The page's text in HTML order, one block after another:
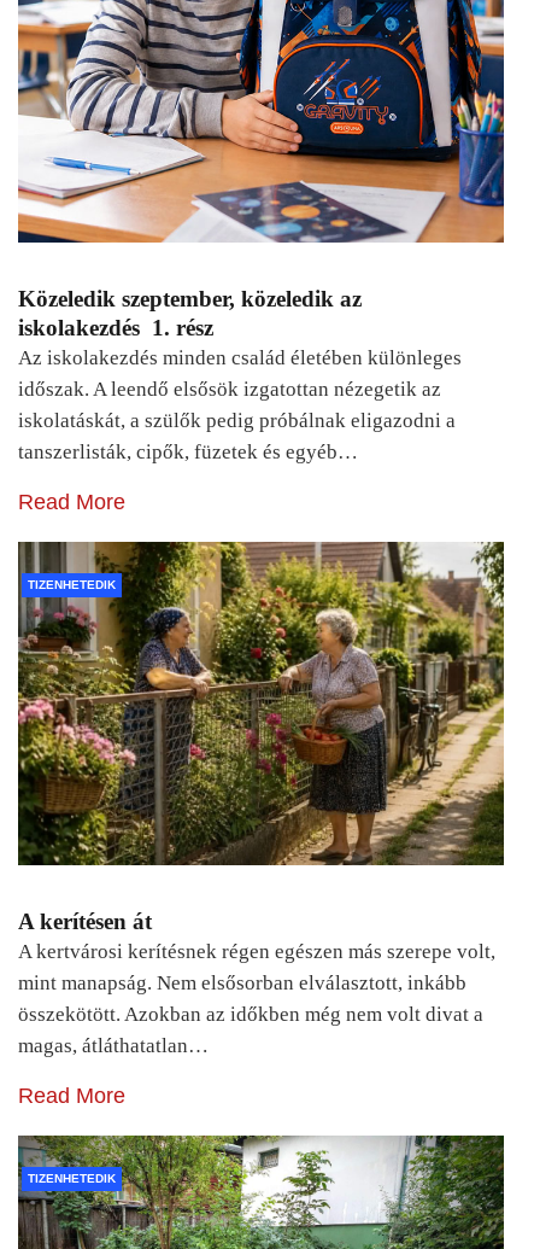
Közeledik szeptember, közeledik az
iskolakezdés 1. rész
Az iskolakezdés minden család életében különleges
időszak. A leendő elsősök izgatottan nézegetik az
iskolatáskát, a szülők pedig próbálnak eligazodni a
tanszerlisták, cipők, füzetek és egyéb…
Read More
TIZENHETEDIK
A kerítésen át
A kertvárosi kerítésnek régen egészen más szerepe volt,
mint manapság. Nem elsősorban elválasztott, inkább
összekötött. Azokban az időkben még nem volt divat a
magas, átláthatatlan…
Read More
TIZENHETEDIK